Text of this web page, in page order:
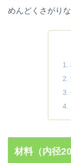
めんどくさがり
材料（内径